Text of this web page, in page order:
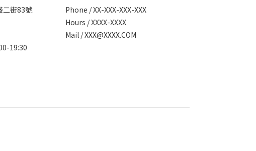
二街83號
19:30
Phone / XX-XXX-XXX-XXX
Hours / XXXX-XXXX
Mail /XXX@XXXX.COM